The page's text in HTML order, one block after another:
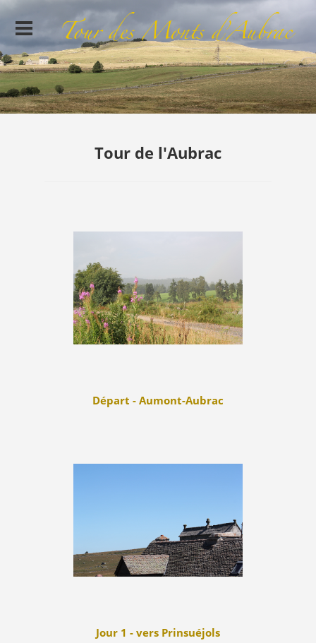
Tour de l'Aubrac
Départ - Aumont-Aubrac
Jour 1 - vers Prinsuéjols